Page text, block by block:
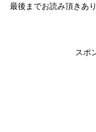
最後までお読み頂きあ
スポ